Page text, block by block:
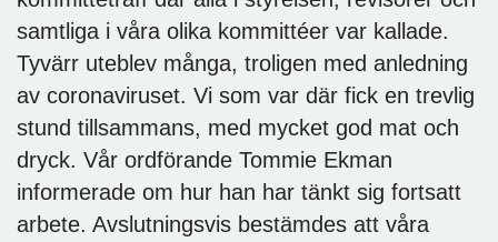
samtliga i våra olika kommittéer var kallade.
Tyvärr uteblev många, troligen med anledning
av coronaviruset. Vi som var där fick en trevlig
stund tillsammans, med mycket god mat och
dryck. Vår ordförande Tommie Ekman
informerade om hur han har tänkt sig fortsatt
arbete. Avslutningsvis bestämdes att våra